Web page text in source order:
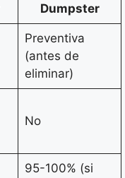
Dumpster
Preventiva
(antes de
eliminar)
No
95-100% (si